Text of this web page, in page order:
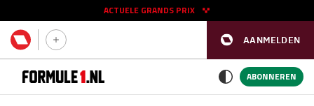
AANMELDEN
ACTUELE GRANDS PRIX
11 - 13 sep
ABONNEREN